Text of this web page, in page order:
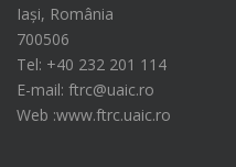
Iași, România
700506
Tel: +40 232 201 114
E-mail: ftrc@uaic.ro
Web :www.ftrc.uaic.ro